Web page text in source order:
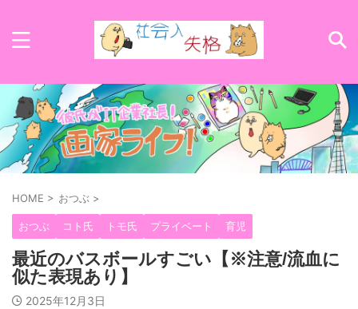
HOME > おつぶ >
おつぶ コト氏 トモ氏 プライベート 育児
最近のバスボールすごい【※注意/流血に
似た表現あり】
2025年12月3日